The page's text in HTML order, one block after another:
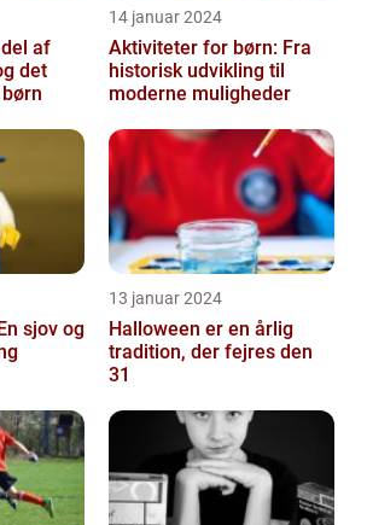
af
det
14 januar 2024
Aktiviteter for børn: Fra
historisk udvikling til
moderne muligheder
sjov og
13 januar 2024
Halloween er en årlig
tradition, der fejres den
31